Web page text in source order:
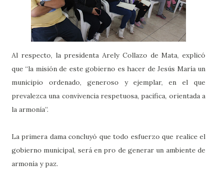
Al respecto, la presidenta Arely Collazo de Mata, explicó
que “la misión de este gobierno es hacer de Jesús María un
municipio ordenado, generoso y ejemplar, en el que
prevalezca una convivencia respetuosa, pacifica, orientada a
la armonía”.
La primera dama concluyó que todo esfuerzo que realice el
gobierno municipal, será en pro de generar un ambiente de
armonía y paz.